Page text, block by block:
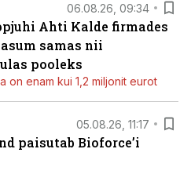
06.08.26, 09:34
Ahti Kalde firmades
samas nii
pooleks
on enam kui 1,2 miljonit eurot
05.08.26, 11:17
paisutab Bioforce’i